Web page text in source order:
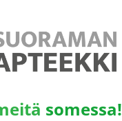
somessa!